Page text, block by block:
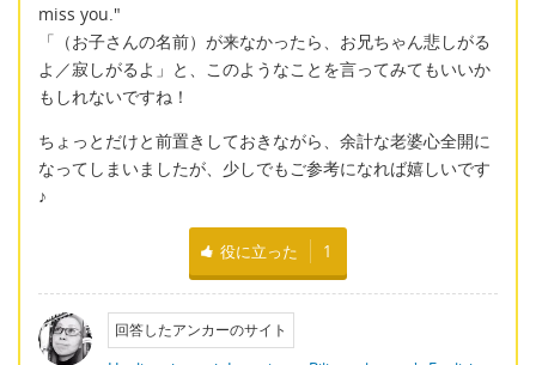
miss you."
「（お子さんの名前）が来なかったら、お兄ちゃん悲しがる
よ／寂しがるよ」と、このようなことを言ってみてもいいか
もしれないですね！
ちょっとだけと前置きしておきながら、余計な老婆心全開に
なってしまいましたが、少しでもご参考になれば嬉しいです
♪
役に立った 1
回答したアンカーのサイト